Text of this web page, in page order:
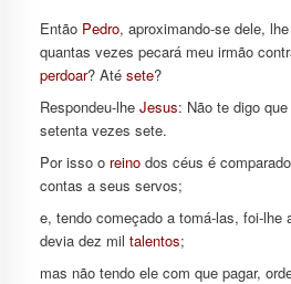
Então Pedro, aproximando-se dele,
quantas vezes pecará meu irmão
perdoar? Até sete?
Respondeu-lhe Jesus: Não te digo
setenta vezes sete.
Por isso o reinodos céus é
contas a seus servos;
e, tendo começado a tomá-las, foi-lhe
devia dez mil talentos;
mas não tendo ele com que pagar,